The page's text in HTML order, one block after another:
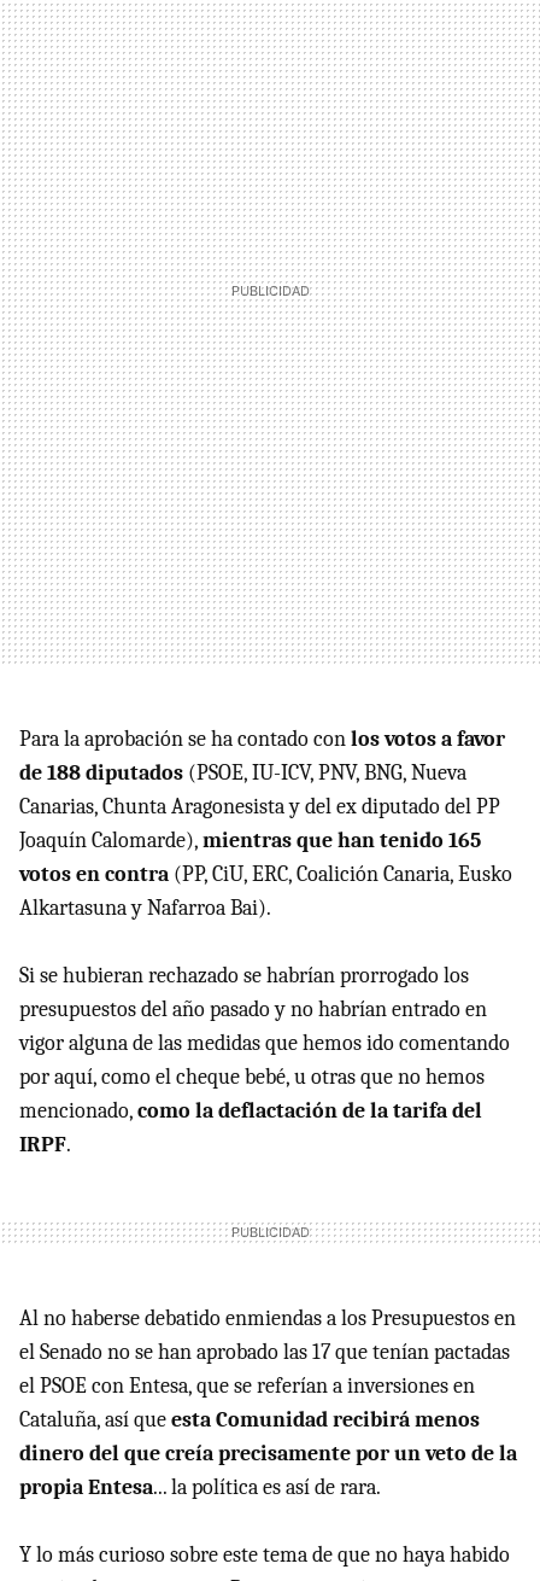
Para la aprobación se ha contado conlos votos a favor
de 188 diputados (PSOE, IU-ICV, PNV, BNG, Nueva
Canarias, Chunta Aragonesista y del ex diputado del PP
Joaquín Calomarde),mientras que han tenido 165
votos en contra (PP, CiU, ERC, Coalición Canaria, Eusko
Alkartasuna y Nafarroa Bai).
Si se hubieran rechazado se habrían prorrogado los
presupuestos del año pasado y no habrían entrado en
vigor alguna de las medidas que hemos ido comentando
por aquí, como el cheque bebé, u otras que no hemos
mencionado,como la deflactación de la tarifa del
IRPF.
Al no haberse debatido enmiendas a los Presupuestos en
el Senado no se han aprobado las 17 que tenían pactadas
el PSOE con Entesa, que se referían a inversiones en
Cataluña, así queesta Comunidad recibirá menos
dinero del que creía precisamente por un veto de la
propia Entesa... la política es así de rara.
Y lo más curioso sobre este tema de que no haya habido